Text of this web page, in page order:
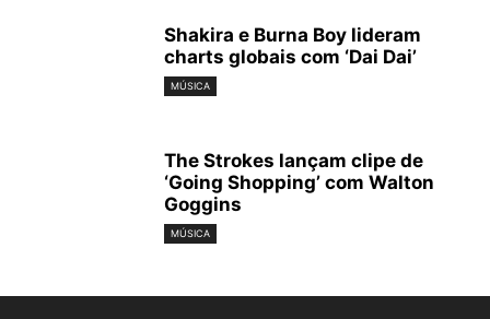
Shakira e Burna Boy lideram
charts globais com ‘Dai Dai’
MÚSICA
The Strokes lançam clipe de
‘Going Shopping’ com Walton
Goggins
MÚSICA